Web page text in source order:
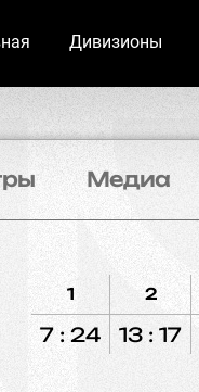
Дивизионы
Медиа
1
7 : 24
2
13 : 17